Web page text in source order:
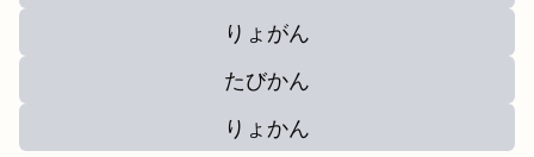
りょがん
たびかん
りょかん